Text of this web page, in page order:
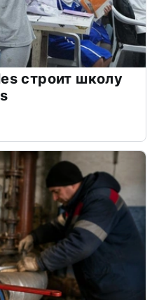
строит школу